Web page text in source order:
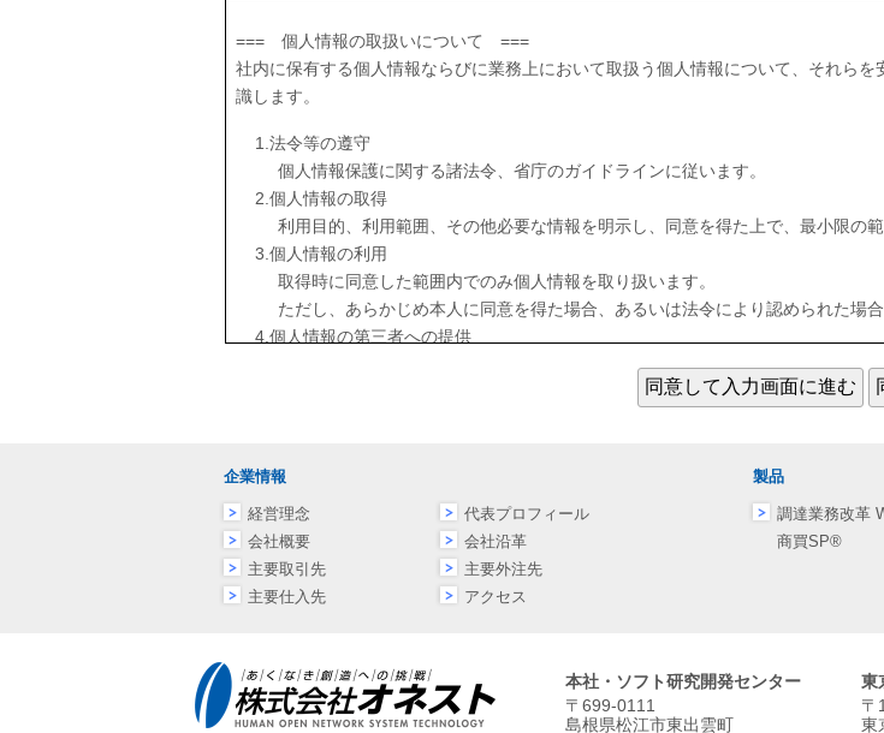
=== 個人情報の取扱いについて ===
社内に保有する個人情報ならびに業務上において取扱う個人情報について、それら
識します。
法令等の遵守
個人情報保護に関する諸法令、省庁のガイドラインに従います。
個人情報の取得
利用目的、利用範囲、その他必要な情報を明示し、同意を得た上で、最小限の範
個人情報の利用
取得時に同意した範囲内でのみ個人情報を取り扱います。
ただし、あらかじめ本人に同意を得た場合、あるいは法令により認められた場
個人情報の第三者への提供
本人の同意を得ることなく、第三者へ個人情報を提供することはありません。
ただし、法令により認められた場合はこの限りではありません。
講じます。
ご意見等への対応
個人情報の開示・訂正・利用停止・消去その他を求められた場合、法令の規定
態勢の継続的改善
安全管理体制、内部規定の整備、役員および社員の教育等の、継続的な改善に努
企業情報
経営理念
代表プロフィール
会社概要
会社沿革
主要取引先
主要外注先
主要仕入先
アクセス
製品
調達業務改革
商買SP®
本社・ソフト研究開発センター
〒699-0111
島根県松江市東出雲町
東
〒
東